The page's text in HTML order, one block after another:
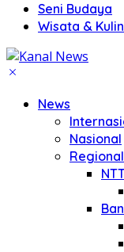
Seni Budaya
Wisata &
News
Nasional
Regional